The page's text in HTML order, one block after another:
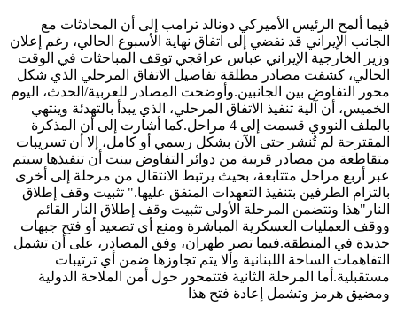
فيما ألمح الرئيس الأميركي دونالد ترامب إلى أن المحادثات مع
الجانب الإيراني قد تفضي إلى اتفاق نهاية الأسبوع الحالي، رغم إعلان
وزير الخارجية الإيراني عباس عراقجي توقف المباحثات في الوقت
الحالي، كشفت مصادر مطلقة تفاصيل الاتفاق المرحلي الذي شكل
محور التفاوض بين الجانبين.وأوضحت المصادر للعربية/الحدث، اليوم
الخميس، أن آلية تنفيذ الاتفاق المرحلي، الذي يبدأ بالتهدئة وينتهي
بالملف النووي قسمت إلى 4 مراحل.كما أشارت إلى أن المذكرة
المقترحة لم تُنشر حتى الآن بشكل رسمي أو كامل، إلا أن تسريبات
متقاطعة من مصادر قريبة من دوائر التفاوض بينت أن تنفيذها سيتم
عبر أربع مراحل متتابعة، بحيث يرتبط الانتقال من مرحلة إلى أخرى
بالتزام الطرفين بتنفيذ التعهدات المتفق عليها." تثبيت وقف إطلاق
النار"هذا وتتضمن المرحلة الأولى تثبيت وقف إطلاق النار القائم
ووقف العمليات العسكرية المباشرة ومنع أي تصعيد أو فتح جبهات
جديدة في المنطقة.فيما تصر طهران، وفق المصادر، على أن تشمل
التفاهمات الساحة اللبنانية وألا يتم تجاوزها ضمن أي ترتيبات
مستقبلية.أما المرحلة الثانية فتتمحور حول أمن الملاحة الدولية
ومضيق هرمز وتشمل إعادة فتح هذا